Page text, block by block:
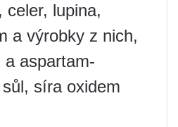
celer, lupina,
a výrobky z nich,
a aspartam-
síra oxidem